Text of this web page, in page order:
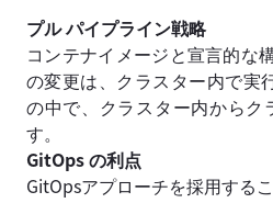
プル パイプライン戦略
コンテナイメージと宣言的な
の変更は、クラスター内で実
の中で、クラスター内からク
す。
GitOps の利点
GitOpsアプローチを採用する